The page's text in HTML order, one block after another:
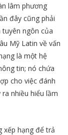
lâm phương
đây cũng phải
tuyên ngôn của
Mỹ Latin về vấn
là một hệ
tin; nó chứa
cho việc đánh
nhiều hiểu lầm
xếp hạng để trả